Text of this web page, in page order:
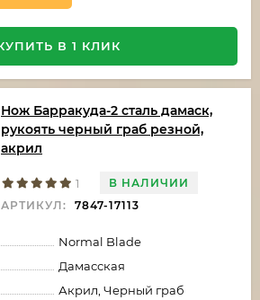
В 1 КЛИК
Нож Барракуда-2 сталь дамаск,
рукоять черный граб резной,
акрил
1
В НАЛИЧИИ
АРТИКУЛ:
7847-17113
Normal Blade
Дамасская
Акрил, Черный граб